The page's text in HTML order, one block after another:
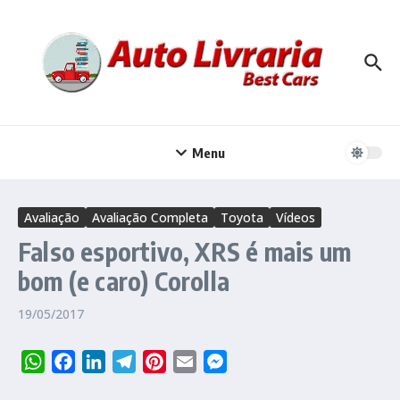
Menu
Avaliação Avaliação Completa Toyota Vídeos
Falso esportivo, XRS é mais um
bom (e caro) Corolla
19/05/2017
WhatsAppFacebookLinkedInTelegramPinterest
Email